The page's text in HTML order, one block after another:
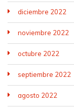
diciembre 2022
noviembre 2022
octubre 2022
septiembre 2022
agosto 2022